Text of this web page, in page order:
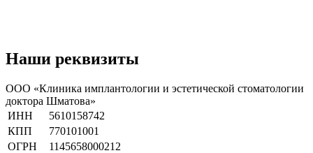
Наши реквизиты
ООО «Клиника имплантологии и эстетической стоматологии
доктора Шматова»
ИНН
5610158742
КПП
770101001
ОГРН
1145658000212